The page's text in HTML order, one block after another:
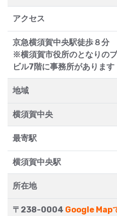
アクセス
京急横須賀中央駅徒歩８分
※横須賀市役所のとなりの
ビル7階に事務所があります
地域
横須賀中央
最寄駅
横須賀中央駅
所在地
〒238-0004 Google Map